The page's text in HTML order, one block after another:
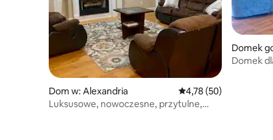
Dom w: Alexandria Średnia ocena: 4,78
4,78 (50)
Luksusowe, nowoczesne, przytulne,
Domek
Domek